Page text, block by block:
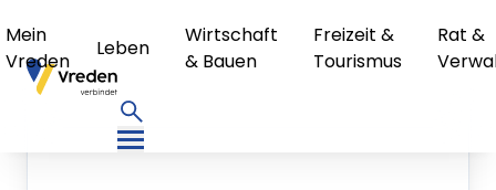
Mein
Vreden
Leben
Wirtschaft
& Bauen
Freizeit &
Tourismus
Rat &